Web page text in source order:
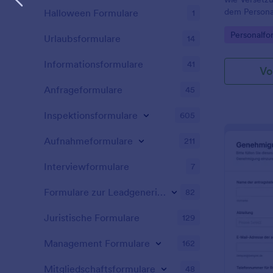
dem
Go to
Halloween Formulare 1
Urlaubsformulare 14
Informationsformulare 41
Anfrageformulare 45
Inspektionsformulare 605
Aufnahmeformulare 211
Interviewformulare 7
Formulare zur Leadgenerierung 82
Juristische Formulare 129
Management Formulare 162
Mitgliedschaftsformulare 48